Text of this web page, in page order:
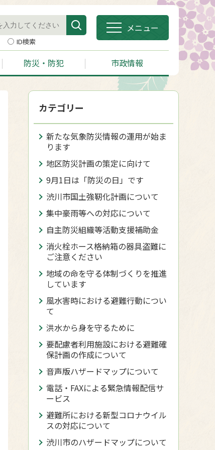
ID検索
メニュー
防災・防犯 市政情報
カテゴリー
新たな気象防災情報の運用が始ま
ります
地区防災計画の策定に向けて
9月1日は「防災の日」です
渋川市国土強靭化計画について
集中豪雨等への対応について
自主防災組織等活動支援補助金
消火栓ホース格納箱の器具盗難に
ご注意ください
地域の命を守る体制づくりを推進
しています
風水害時における避難行動につい
て
洪水から身を守るために
要配慮者利用施設における避難確
保計画の作成について
音声版ハザードマップについて
電話・FAXによる緊急情報配信サ
ービス
避難所における新型コロナウイル
スの対応について
渋川市のハザードマップについて